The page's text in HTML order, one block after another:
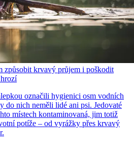
způsobit krvavý průjem i poškodit
označili hygienici osm vodních
do nich neměli lidé ani psi. Jedovaté
místech kontaminovaná, jim totiž
potíže – od vyrážky přes krvavý